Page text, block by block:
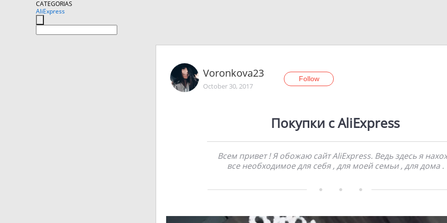
CATEGORIAS
AliExpress
Voronkova23
October 30, 2017
Follow
Покупки с AliExpress
Всем привет ! Я обожаю сайт AliExpress. Ведь здесь я
все необходимое для себя , для моей семьи , для дома .